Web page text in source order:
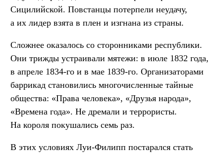
Сицилийской. Повстанцы потерпели неудачу,
а их лидер взята в плен и изгнана из страны.
Сложнее оказалось со сторонниками республики.
Они трижды устраивали мятежи: в июле 1832 года,
в апреле 1834-го и в мае 1839-го. Организаторами
баррикад становились многочисленные тайные
общества: «Права человека», «Друзья народа»,
«Времена года». Не дремали и террористы.
На короля покушались семь раз.
В этих условиях Луи-Филипп постарался стать